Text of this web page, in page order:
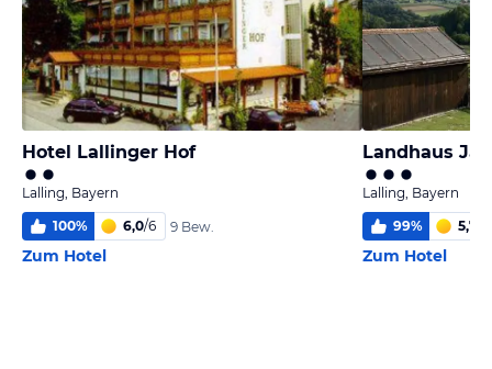
Hotel Lallinger Hof
Lalling, Bayern
100% 6,0/6 9 Bew.
Zum Hotel
Landhaus
Lalling, Bayern
99% 5,7
Zum Hotel